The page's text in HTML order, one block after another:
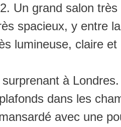
Un grand salon
spacieux, y entre
lumineuse, claire
à Londres.
dans les
avec une